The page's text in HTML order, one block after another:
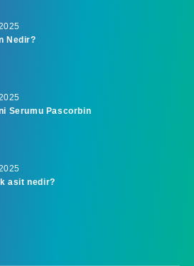
Nedir?
Serumu Pascorbin
asit nedir?